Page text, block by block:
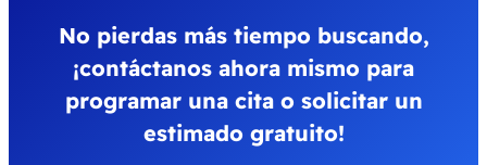
No pierdas más tiempo buscando,
¡contáctanos ahora mismo para
programar una cita o solicitar un
estimado gratuito!